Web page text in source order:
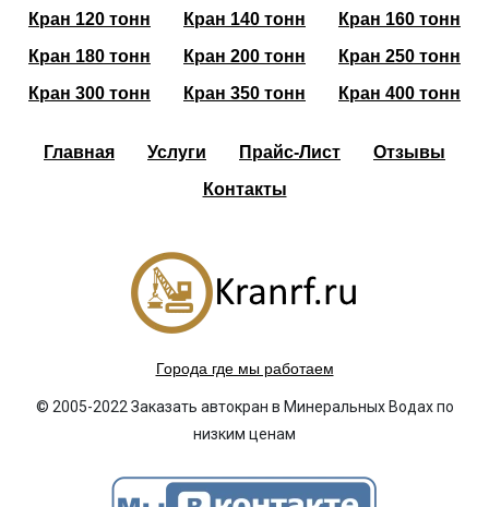
Кран 120 тонн
Кран 140 тонн
Кран 160 тонн
Кран 180 тонн
Кран 200 тонн
Кран 250 тонн
Кран 300 тонн
Кран 350 тонн Кран 400 тонн
Главная Услуги Прайс-Лист
Отзывы
Контакты
Города где мы работаем
© 2005-2022 Заказать автокран в Минеральных Водах по
низким ценам